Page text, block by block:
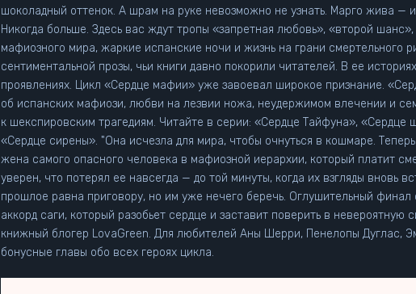
шоколадный оттенок. А шрам на руке невозможно не узнать. Марго жива — и Адам не собирается отпускать ее.
Никогда больше. Здесь вас ждут тропы «запретная любовь», «второй шанс», «он добивается ее», атмосфера
мафиозного мира, жаркие испанские ночи и жизнь на грани смертельного риска. Кэтрин Болфинч —
сентиментальной прозы, чьи книги давно покорили читателей. В ее
проявлениях. Цикл «Сердце мафии» уже завоевал широкое признание.
об испанских мафиози, любви на лезвии ножа, неудержимом влечении и
к шекспировским трагедиям. Читайте в серии: «Сердце Тайфуна», «Сердце шута», «Сердце падшего короля»,
«Сердце сирены». "Она исчезла для мира, чтобы очнуться в кошмаре. Теперь она — Амели Скальфаро, трофейная
жена самого опасного человека в мафиозной иерархии, который платит
уверен, что потерял ее навсегда — до той минуты, когда их взгляды вновь
прошлое равна приговору, но им уже нечего беречь. Оглушительный
аккорд саги, который разобьет сердце и заставит поверить в
книжный блогер LovaGreen. Для любителей Аны Шерри, Пенелопы Дуглас, Эммы Райц. В издание добавлены
бонусные главы обо всех героях цикла.